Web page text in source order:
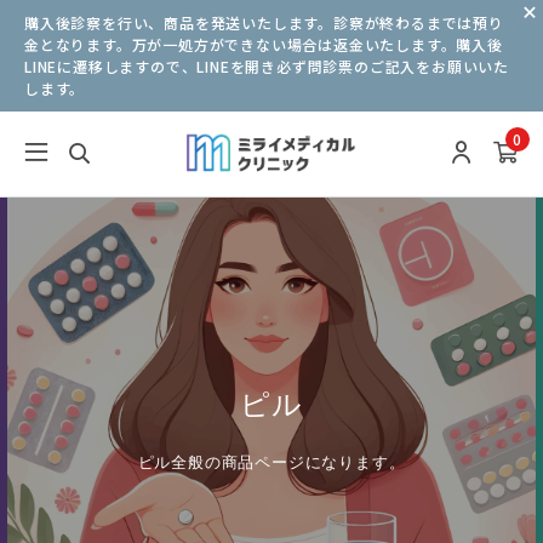
購入後診察を行い、商品を発送いたします。診察が終わるまでは預り
金となります。万が一処方ができない場合は返金いたします。購入後
LINEに遷移しますので、LINEを開き必ず問診票のご記入をお願いいた
します。
0
ピル
ピル全般の商品ページになります。